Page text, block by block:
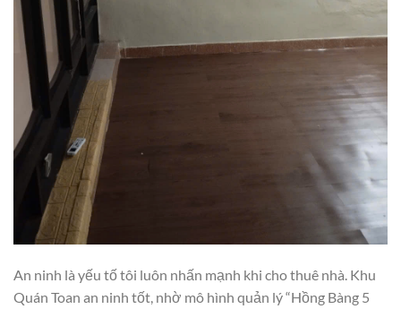
An ninh là yếu tố tôi luôn nhấn mạnh khi cho thuê nhà. Khu
Quán Toan an ninh tốt, nhờ mô hình quản lý “Hồng Bàng 5